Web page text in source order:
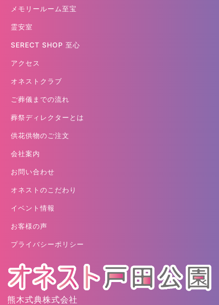
メモリールーム至宝
霊安室
SERECT SHOP 至心
アクセス
オネストクラブ
ご葬儀までの流れ
葬祭ディレクターとは
供花供物のご注文
会社案内
お問い合わせ
オネストのこだわり
イベント情報
お客様の声
プライバシーポリシー
熊木式典株式会社